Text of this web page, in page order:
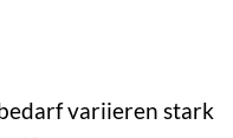
variieren stark